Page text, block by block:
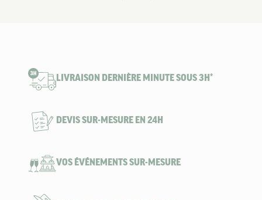
LIVRAISON DERNIÈRE MINUTE SOUS 3H*
DEVIS SUR-MESURE EN 24H
VOS ÉVÉNEMENTS SUR-MESURE